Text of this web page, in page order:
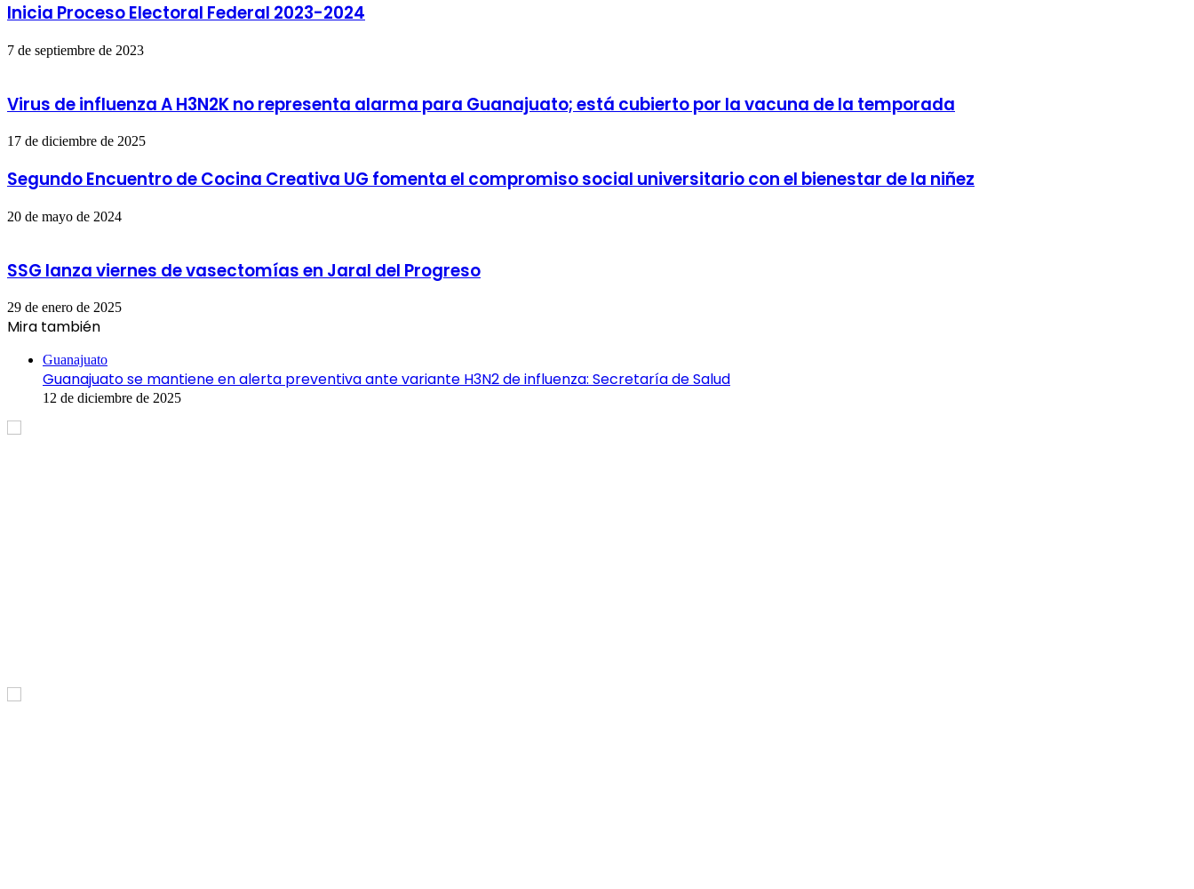
Inicia Proceso Electoral Federal 2023-2024
7 de septiembre de 2023
Virus de influenza A H3N2K no representa alarma para Guanajuato; está cubierto por la vacuna de la temporada
17 de diciembre de 2025
Segundo Encuentro de Cocina Creativa UG fomenta el compromiso social universitario con el bienestar de la niñez
20 de mayo de 2024
SSG lanza viernes de vasectomías en Jaral del Progreso
29 de enero de 2025
Mira también
Guanajuato
Guanajuato se mantiene en alerta preventiva ante variante H3N2 de influenza: Secretaría de Salud
12 de diciembre de 2025